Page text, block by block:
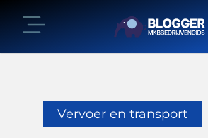
Vervoer en transport